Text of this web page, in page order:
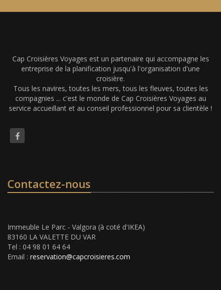
Cap Croisières Voyages est un partenaire qui accompagne les
entreprise de la planification jusqu'à l'organisation d'une
croisière.
Tous les navires, toutes les mers, tous les fleuves, toutes les
compagnies ... c'est le monde de Cap Croisières Voyages au
service accueillant et au conseil professionnel pour sa clientèle !
Contactez-nous
Immeuble Le Parc - Valgora (à coté d'IKEA)
83160 LA VALETTE DU VAR
Tel : 04 98 01 64 64
Email : reservation@capcroisieres.com